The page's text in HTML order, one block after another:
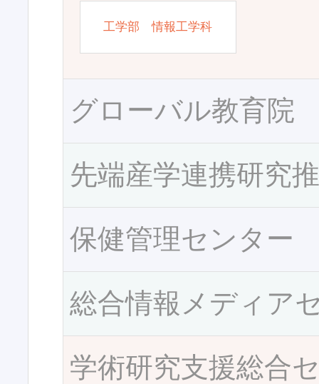
工学部 情報工学科
グローバル教育院
先端産学連携研究
保健管理センター
総合情報メディア
学術研究支援総合